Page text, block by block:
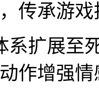
传承游
系扩展至
作增强情